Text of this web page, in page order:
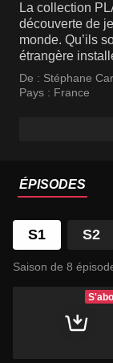
La collection
découverte de
monde. Qu’ils
étrangère
commun la
l’influence de
De : Stéphane
Pays : France
ÉPISODES
S1 S2
Saison de 8